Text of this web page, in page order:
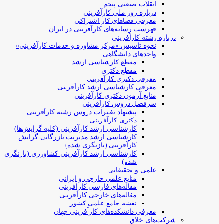
انقلاب صنعتی پنجم
درباره روز ملی کارآفرینی
معرفی فضاهای کار اشتراکی
فهرست رسانه‌های کارآفرینی در ایران
درباره رشته کارآفرینی
نحوه تاسیس «مرکز مشاوره و خدمات کارآفرینی»
واحدهای دانشگاهی
مقطع کارشناسی ارشد
مقطع دکتری
معرفی دکتری کارآفرینی
معرفی کارشناسی ارشد کارآفرینی
منابع آزمون دکتری کارآفرینی
سرفصل دروس کارآفرینی
پیشنهاد تغییرات دروس رشته کارآفرینی
دکتری کارآفرینی
کارشناسی ارشد کارآفرینی (کلیه گرایش‌ها)
کارشناسی ارشد مدیریت بازرگانی گرایش
کارآفرینی (بازنگری شده)
کارشناسی ارشد کارآفرینی کشاورزی (بازنگری
شده)
علمی و تحقیقاتی
منابع علمی خارجی و ایرانی
مقاله‌های فارسی کارآفرینی
مقاله‌های خارجی کارآفرینی
نقشه جامع علمی کشور
معرفی دانشکده‌های کارآفرینی جهان
شرکت‌های خلاق